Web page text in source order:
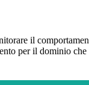
il
per il dominio